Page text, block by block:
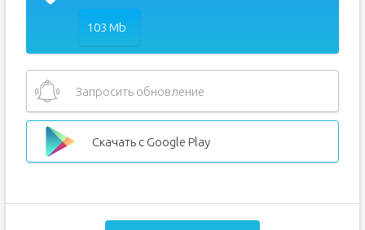
103 Mb
Запросить обновление
Скачать с Google Play